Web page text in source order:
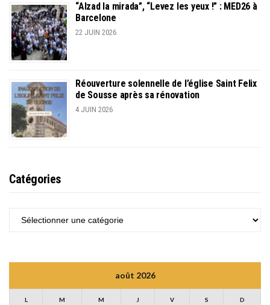
“Alzad la mirada”, “Levez les yeux !” : MED26 à
Barcelone
22 JUIN 2026
Réouverture solennelle de l’église Saint Felix
de Sousse après sa rénovation
4 JUIN 2026
Catégories
CATÉGORIES
août 2026
L M M J V S D